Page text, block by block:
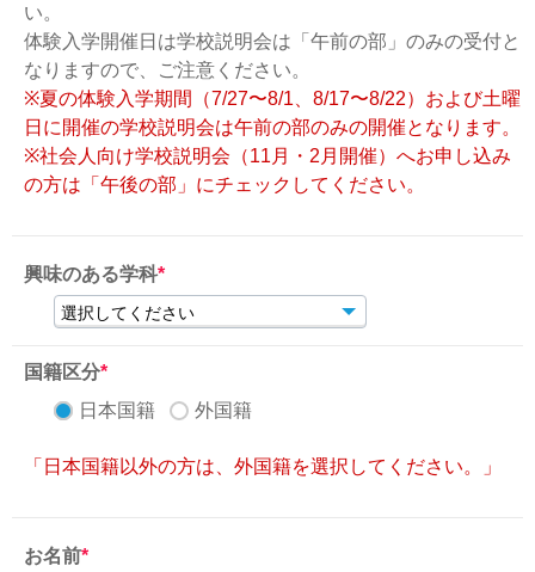
い。
体験入学開催日は学校説明会は「午前の部」のみの受付と
なりますので、ご注意ください。
※夏の体験入学期間（7/27〜8/1、8/17〜8/22）および土曜
日に開催の学校説明会は午前の部のみの開催となります。
※社会人向け学校説明会（11月・2月開催）へお申し込み
の方は「午後の部」にチェックしてください。
興味のある学科*
国籍区分*
日本国籍
外国籍
「日本国籍以外の方は、外国籍を選択してください。」
お名前*